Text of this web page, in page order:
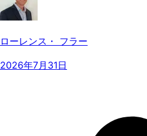
ローレンス・ フラー
2026年7月31日